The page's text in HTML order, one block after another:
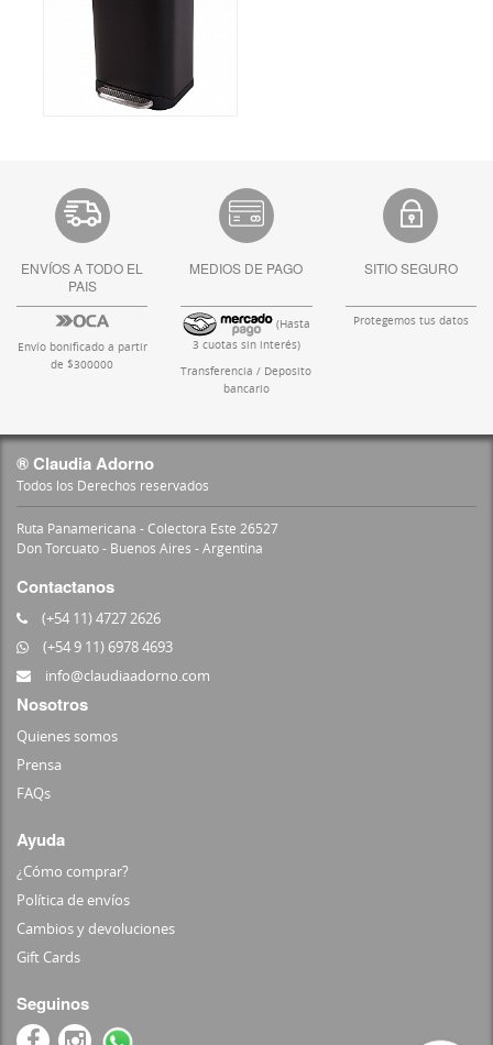
ENVÍOS A TODO EL
PAIS
Envío bonificado a partir
de $300000
MEDIOS DE PAGO
(Hasta
3 cuotas sin interés)
Transferencia / Deposito
bancario
SITIO SEGURO
Protegemos tus datos
® Claudia Adorno
Todos los Derechos reservados
Ruta Panamericana - Colectora Este 26527
Don Torcuato - Buenos Aires - Argentina
Contactanos
(+54 11) 4727 2626
(+54 9 11) 6978 4693
info@claudiaadorno.com
Nosotros
Quienes somos
Prensa
FAQs
Ayuda
¿Cómo comprar?
Política de envíos
Cambios y devoluciones
Gift Cards
Seguinos